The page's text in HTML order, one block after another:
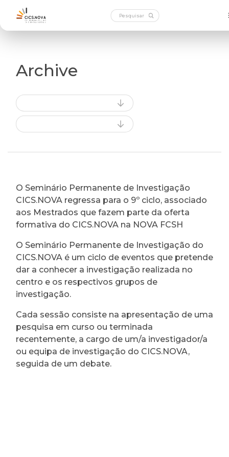
Archive
O Seminário Permanente de Investigação
CICS.NOVA regressa para o 9º ciclo, associado
aos Mestrados que fazem parte da oferta
formativa do CICS.NOVA na NOVA FCSH
O Seminário Permanente de Investigação do
CICS.NOVA é um ciclo de eventos que pretende
dar a conhecer a investigação realizada no
centro e os respectivos grupos de
investigação.
Cada sessão consiste na apresentação de uma
pesquisa em curso ou terminada
recentemente, a cargo de um/a investigador/a
ou equipa de investigação do CICS.NOVA,
seguida de um debate.